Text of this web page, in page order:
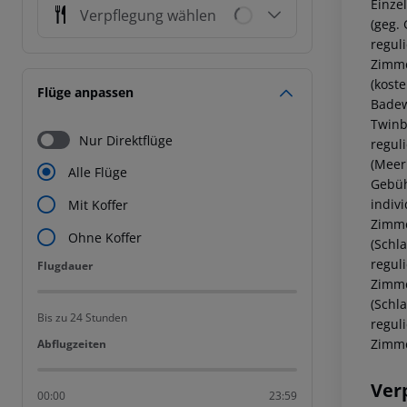
Verpflegung wählen
Flüge anpassen
Nur Direktflüge
Alle Flüge
Mit Koffer
Ohne Koffer
Flugdauer
Flugdauer
Bis zu 24 Stunden
Abflugzeiten
Abflugzeiten
00:00 23:59
(geg.